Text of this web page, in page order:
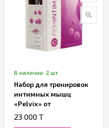
В наличии: 2 шт.
Набор для тренировок
интимных мышц
«Pelvix» от
«FEMINTIMATE»
23 000 T